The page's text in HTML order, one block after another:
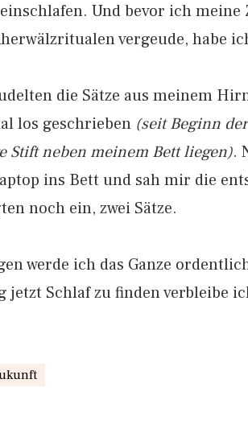
Und bevor ich
vergeude, habe
die Sätze aus meinem
los geschrieben (seit Beginn
Stift neben meinem Bett liegen).
ins Bett und sah mir die
noch ein, zwei Sätze.
werde ich das Ganze
jetzt Schlaf zu finden verbleibe